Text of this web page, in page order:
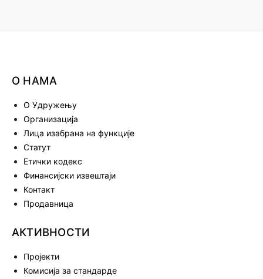
а
О НАМА
О Удружењу
Организација
Лица изабрана на функције
Статут
Етички кодекс
Финансијски извештаји
Контакт
Продавница
АКТИВНОСТИ
Пројекти
Комисија за стандарде